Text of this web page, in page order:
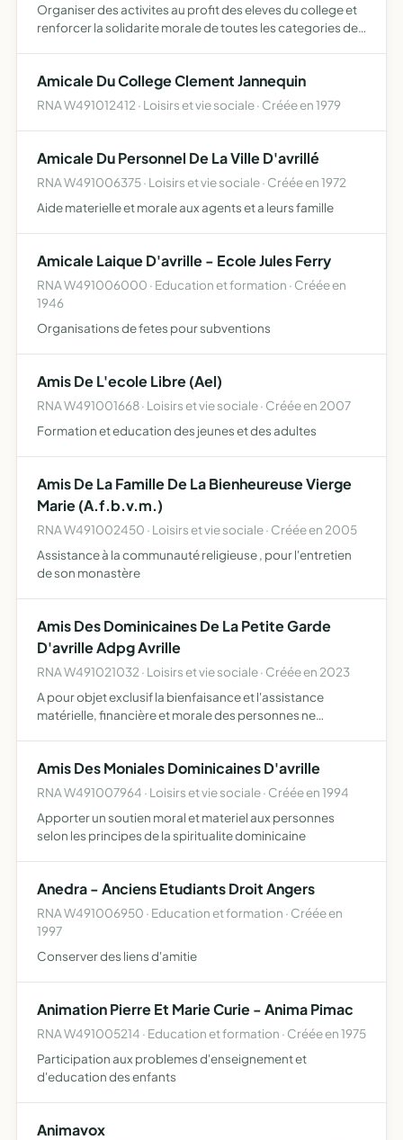
Organiser des activites au profit des eleves du college et
renforcer la solidarite morale de toutes les categories de
Amicale Du College Clement Jannequin
RNA W491012412 · Loisirs et vie sociale · Créée en 1979
Amicale Du Personnel De La Ville D'avrillé
RNA W491006375 · Loisirs et vie sociale · Créée en 1972
Aide materielle et morale aux agents et a leurs famille
Amicale Laique D'avrille - Ecole Jules Ferry
RNA W491006000 · Education et formation · Créée en
1946
Organisations de fetes pour subventions
Amis De L'ecole Libre (Ael)
RNA W491001668 · Loisirs et vie sociale · Créée en 2007
Formation et education des jeunes et des adultes
Amis De La Famille De La Bienheureuse Vierge
Marie (A.f.b.v.m.)
RNA W491002450 · Loisirs et vie sociale · Créée en 2005
Assistance à la communauté religieuse , pour l'entretien
de son monastère
Amis Des Dominicaines De La Petite Garde
D'avrille Adpg Avrille
RNA W491021032 · Loisirs et vie sociale · Créée en 2023
A pour objet exclusif la bienfaisance et l'assistance
matérielle, financière et morale des personnes ne
perso…
Amis Des Moniales Dominicaines D'avrille
RNA W491007964 · Loisirs et vie sociale · Créée en 1994
Apporter un soutien moral et materiel aux personnes
selon les principes de la spiritualite dominicaine
Anedra - Anciens Etudiants Droit Angers
RNA W491006950 · Education et formation · Créée en
1997
Conserver des liens d'amitie
Animation Pierre Et Marie Curie - Anima Pimac
RNA W491005214 · Education et formation · Créée en 1975
Participation aux problemes d'enseignement et
d'education des enfants
Animavox